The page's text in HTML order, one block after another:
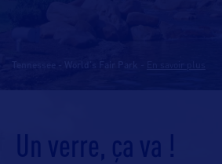
Un verre, ça va !